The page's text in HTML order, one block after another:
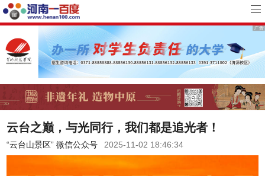
云台之巅，与光同行，我们都是追光者！
“云台山景区” 微信公众号 2025-11-02 18:46:34